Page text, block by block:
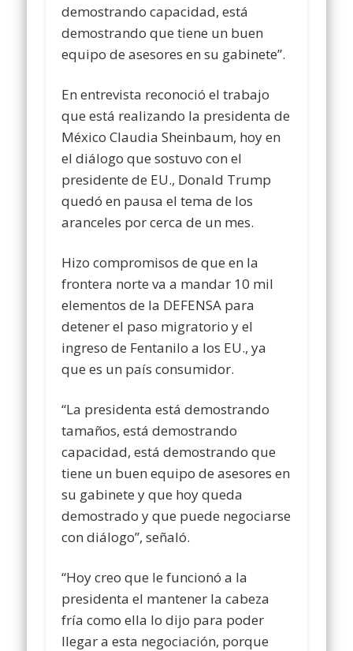
demostrando capacidad, está
demostrando que tiene un buen
equipo de asesores en su gabinete”.
En entrevista reconoció el trabajo
que está realizando la presidenta de
México Claudia Sheinbaum, hoy en
el diálogo que sostuvo con el
presidente de EU., Donald Trump
quedó en pausa el tema de los
aranceles por cerca de un mes.
Hizo compromisos de que en la
frontera norte va a mandar 10 mil
elementos de la DEFENSA para
detener el paso migratorio y el
ingreso de Fentanilo a los EU., ya
que es un país consumidor.
“La presidenta está demostrando
tamaños, está demostrando
capacidad, está demostrando que
tiene un buen equipo de asesores en
su gabinete y que hoy queda
demostrado y que puede negociarse
con diálogo”, señaló.
“Hoy creo que le funcionó a la
presidenta el mantener la cabeza
fría como ella lo dijo para poder
llegar a esta negociación, porque